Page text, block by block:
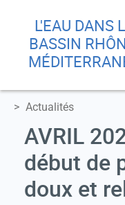
L'EAU DANS
BASSIN
Rechercher
recherche
Actualités
la taille
Réduire la taille
le contraste
AVRIL
début de
doux et